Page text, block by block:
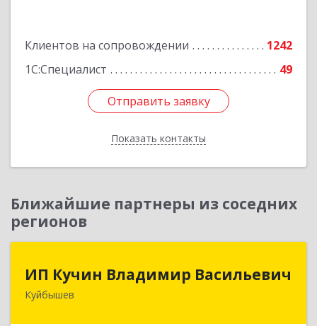
Клиентов на сопровождении
1242
1С:Специалист
49
Отправить заявку
Показать контакты
Отправить заявку
Назад
Ближайшие партнеры из соседних
регионов
ИП Кучин Владимир Васильевич
Куйбышев632387, Новосибирская обл, Куйбышев г,